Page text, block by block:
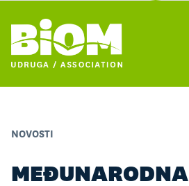
NOVOSTI
MEĐUNARODNA